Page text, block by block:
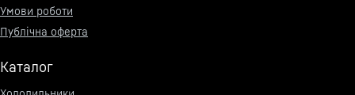
Умови роботи
Публічна оферта
Каталог